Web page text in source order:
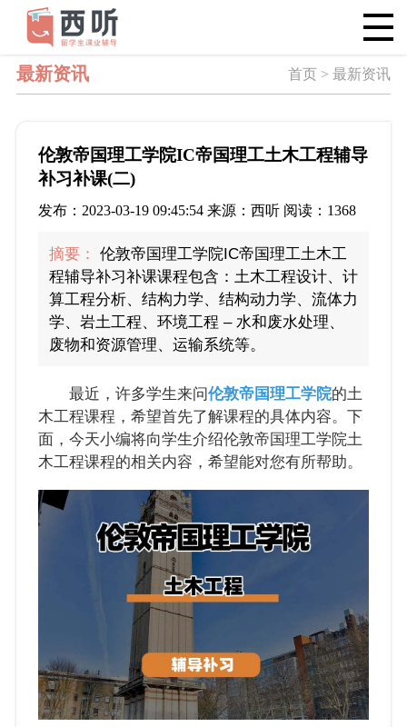
最新资讯 首页 > 最新资讯
伦敦帝国理工学院IC帝国理工土木工程辅导
补习补课(二)
发布：2023-03-19 09:45:54 来源：西听 阅读：1368
摘要：
伦敦帝国理工学院IC帝国理工土木工
程辅导补习补课课程包含：土木工程设计、计
算工程分析、结构力学、结构动力学、流体力
学、岩土工程、环境工程 – 水和废水处理、
废物和资源管理、运输系统等。
最近，许多学生来问伦敦帝国理工学院的土
木工程课程，希望首先了解课程的具体内容。下
面，今天小编将向学生介绍伦敦帝国理工学院土
木工程课程的相关内容，希望能对您有所帮助。